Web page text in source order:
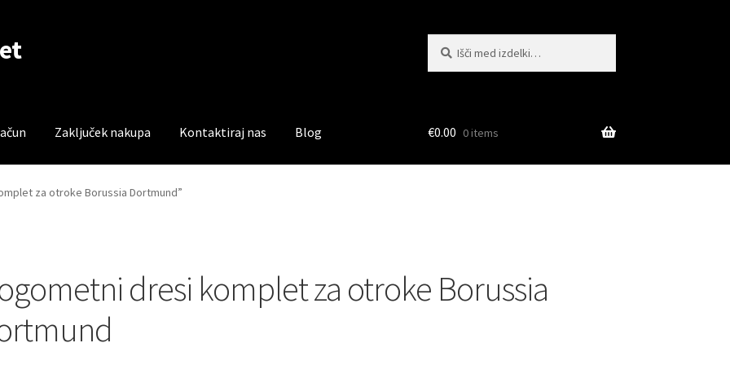
Zaključek nakupa Kontaktiraj nas Blog
Trgovina Zaključek nakupa
€0.00 0 items
za otroke Borussia Dortmund”
dresi komplet za otroke Borussia